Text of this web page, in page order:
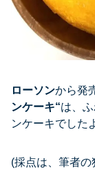
ローソンから発
ンケーキ“は、
ンケーキでした
(採点は、筆者